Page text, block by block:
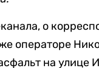
о
операторе
на улице